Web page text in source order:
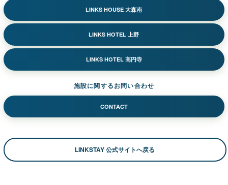
LINKS HOUSE 大森南
LINKS HOTEL 上野
LINKS HOTEL 高円寺
施設に関するお問い合わせ
CONTACT
LINKSTAY 公式サイトへ戻る